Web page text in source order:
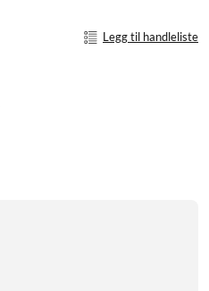
Legg til handleliste